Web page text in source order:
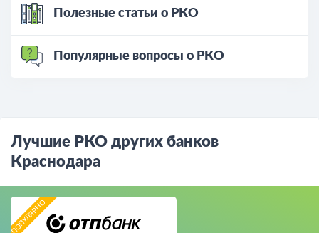
Полезные статьи о РКО
Популярные вопросы о РКО
Лучшие РКО других банков
Краснодара